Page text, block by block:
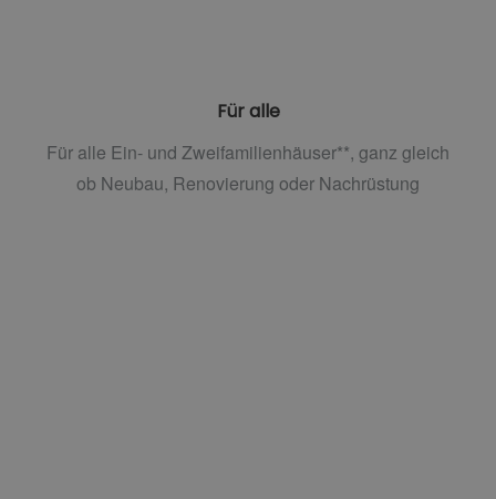
Für alle
Für alle Ein- und Zweifamilienhäuser**, ganz gleich
ob Neubau, Renovierung oder Nachrüstung